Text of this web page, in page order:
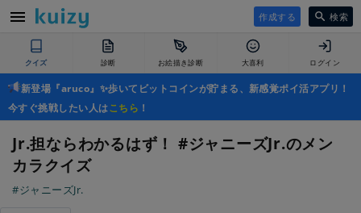
作成する 検索
クイズ 診断 お絵描き診断 大喜利 ログイン
新登場『aruco』✨歩いてビットコインが貯まる、新感覚ポイ活アプリ！
今すぐ挑戦したい人はこちら ！
Jr.担ならわかるはず！ #ジャニーズJr.のメン
カラクイズ
#ジャニーズJr.